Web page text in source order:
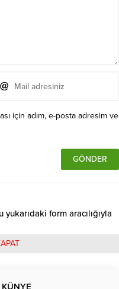
için adım, e-posta adresim ve
form aracılığıyla
KÜNYE